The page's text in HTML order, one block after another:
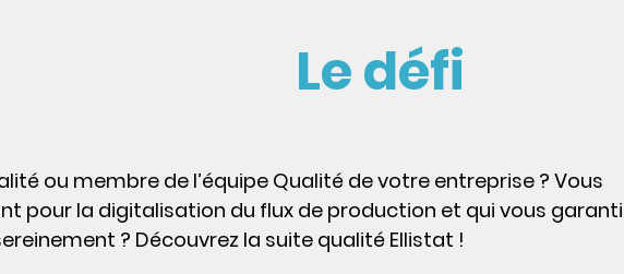
Le défi
ou membre de l’équipe Qualité de votre entreprise ? Vous
pour la digitalisation du flux de production et qui vous
? Découvrez la suite qualité Ellistat !